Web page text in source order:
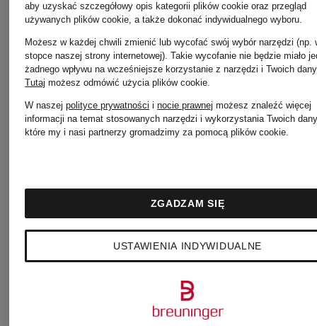
garnituru
PER
Modern
Fit
od 595 zł
SERGIO
Modern
Fit
365 zł
Najniższa
310,25 zł
615 zł
aby uzyskać szczegółowy opis kategorii plików cookie oraz przegląd
używanych plików cookie, a także dokonać indywidualnego wyboru.
Możesz w każdej chwili zmienić lub wycofać swój wybór narzędzi (np.
stopce naszej strony internetowej). Takie wycofanie nie będzie miało
żadnego wpływu na wcześniejsze korzystanie z narzędzi i Twoich
Tutaj możesz odmówić użycia plików cookie.
W naszejpolityce prywatności inocie prawnej możesz znaleźć więcej
informacji na temat stosowanych narzędzi i wykorzystania Twoich
które my i nasi partnerzy gromadzimy za pomocą plików cookie.
USTAWIENIA INDYWIDUALNE
ZGADZAM SIĘ